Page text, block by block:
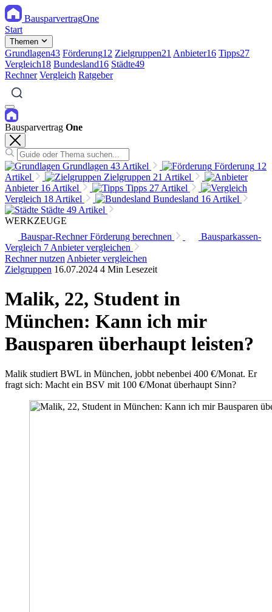
BausparvertragOne
Start
Themen
Grundlagen43 Förderung12 Zielgruppen21 Anbieter16 Tipps27
Vergleich18 Bundesland16 Städte49
Rechner Vergleich Ratgeber
Bausparvertrag One
Grundlagen 43 Artikel Förderung 12
Artikel
Zielgruppen 21 Artikel
Anbieter 16 Artikel Tipps 27 Artikel
Vergleich 18 Artikel Bundesland 16 Artikel
Städte 49 Artikel
WERKZEUGE
Bauspar-Rechner Förderung berechnen
Bausparkassen-
Vergleich 7 Anbieter vergleichen
Rechner nutzen Anbieter vergleichen
Zielgruppen 16.07.2024 4 Min Lesezeit
Malik, 22, Student in
München: Kann ich mir
Bausparen überhaupt leisten?
Malik studiert BWL in München, jobbt nebenbei 400 €/Monat. Er
fragt sich: Macht ein BSV mit 100 €/Monat überhaupt Sinn?